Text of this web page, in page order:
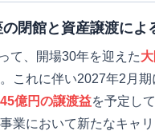
閉館と資産譲渡によ
て、開場30年を迎えた
これに伴い2027年2月
億円の譲渡益を予定し
業において新たなキャ